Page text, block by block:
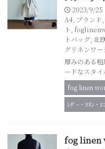
2023/9/25
A4, ブランド,
ト,
トバッグ, 北
グリネンワー
厚みのある
ードなスタイ
fog linen
ﾚｻﾞｰ・ﾘﾈﾝ・ｴ
fog linen